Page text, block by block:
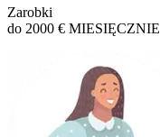
Zarobki
do 2000 € MIESIĘCZNIE